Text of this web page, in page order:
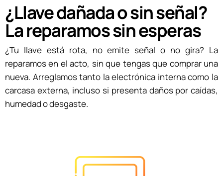
¿Llave dañada o sin señal?
La reparamos sin esperas
¿Tu llave está rota, no emite señal o no gira? La
reparamos en el acto, sin que tengas que comprar una
nueva. Arreglamos tanto la electrónica interna como la
carcasa externa, incluso si presenta daños por caídas,
humedad o desgaste.